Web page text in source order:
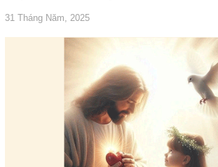
31 Tháng Năm, 2025